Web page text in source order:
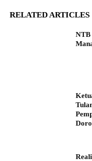
RELATED ARTICLES
NTB